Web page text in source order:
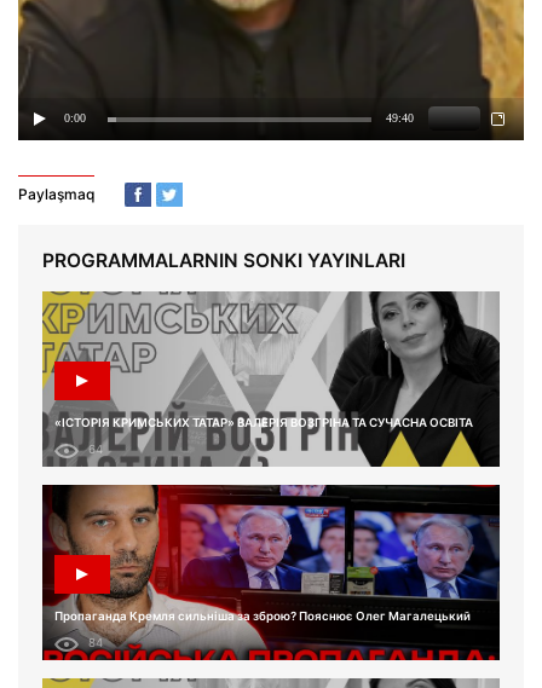
Paylaşmaq
PROGRAMMALARNIN SONKI YAYINLARI
«ІСТОРІЯ КРИМСЬКИХ ТАТАР» ВАЛЕРІЯ ВОЗГРІНА ТА СУЧАСНА ОСВІТА
64
Пропаганда Кремля сильніша за зброю? Пояснює Олег Магалецький
84